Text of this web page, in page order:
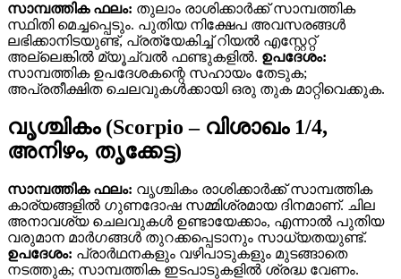
സാമ്പത്തിക ഫലം: തുലാം രാശിക്കാർക്ക് സാമ്പത്തിക
സ്ഥിതി മെച്ചപ്പെടും. പുതിയ നിക്ഷേപ അവസരങ്ങൾ
ലഭിക്കാനിടയുണ്ട്, പ്രത്യേകിച്ച് റിയൽ എസ്റ്റേറ്റ്
അല്ലെങ്കിൽ മ്യൂച്വൽ ഫണ്ടുകളിൽ. ഉപദേശം:
സാമ്പത്തിക ഉപദേശകന്റെ സഹായം തേടുക;
അപ്രതീക്ഷിത ചെലവുകൾക്കായി ഒരു തുക മാറ്റിവെക്കുക.
വൃശ്ചികം (Scorpio – വിശാഖം 1/4,
അനിഴം, തൃക്കേട്ട)
സാമ്പത്തിക ഫലം: വൃശ്ചികം രാശിക്കാർക്ക് സാമ്പത്തിക
കാര്യങ്ങളിൽ ഗുണദോഷ സമ്മിശ്രമായ ദിനമാണ്. ചില
അനാവശ്യ ചെലവുകൾ ഉണ്ടായേക്കാം, എന്നാൽ പുതിയ
വരുമാന മാർഗങ്ങൾ തുറക്കപ്പെടാനും സാധ്യതയുണ്ട്.
ഉപദേശം: പ്രാർഥനകളും വഴിപാടുകളും മുടങ്ങാതെ
നടത്തുക; സാമ്പത്തിക ഇടപാടുകളിൽ ശ്രദ്ധ വേണം.